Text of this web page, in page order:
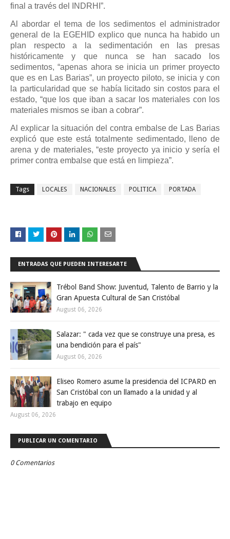
final a través del INDRHI”.
Al abordar el tema de los sedimentos el administrador
general de la EGEHID explico que nunca ha habido un
plan respecto a la sedimentación en las presas
históricamente y que nunca se han sacado los
sedimentos, “apenas ahora se inicia un primer proyecto
que es en Las Barias”, un proyecto piloto, se inicia y con
la particularidad que se había licitado sin costos para el
estado, “que los que iban a sacar los materiales con los
materiales mismos se iban a cobrar”.
Al explicar la situación del contra embalse de Las Barias
explicó que este está totalmente sedimentado, lleno de
arena y de materiales, “este proyecto ya inicio y sería el
primer contra embalse que está en limpieza”.
Tags LOCALES NACIONALES POLITICA PORTADA
ENTRADAS QUE PUEDEN INTERESARTE
Trébol Band Show: Juventud, Talento de Barrio y la
Gran Apuesta Cultural de San Cristóbal
August 06, 2026
Salazar: " cada vez que se construye una presa, es
una bendición para el país"
August 06, 2026
Eliseo Romero asume la presidencia del ICPARD en
San Cristóbal con un llamado a la unidad y al
trabajo en equipo
August 06, 2026
PUBLICAR UN COMENTARIO
0 Comentarios